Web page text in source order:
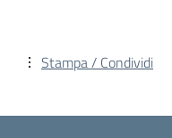
Stampa / Condividi